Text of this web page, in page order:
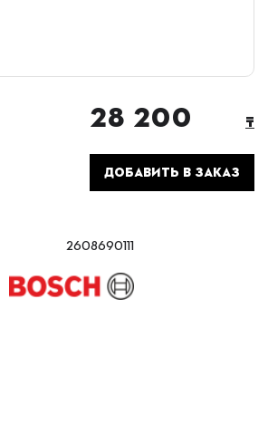
28 200 ₸
ДОБАВИТЬ В ЗАКАЗ
2608690111